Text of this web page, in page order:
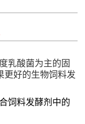
乳酸菌为主的固
更好的生物饲料发
饲料发酵剂中的